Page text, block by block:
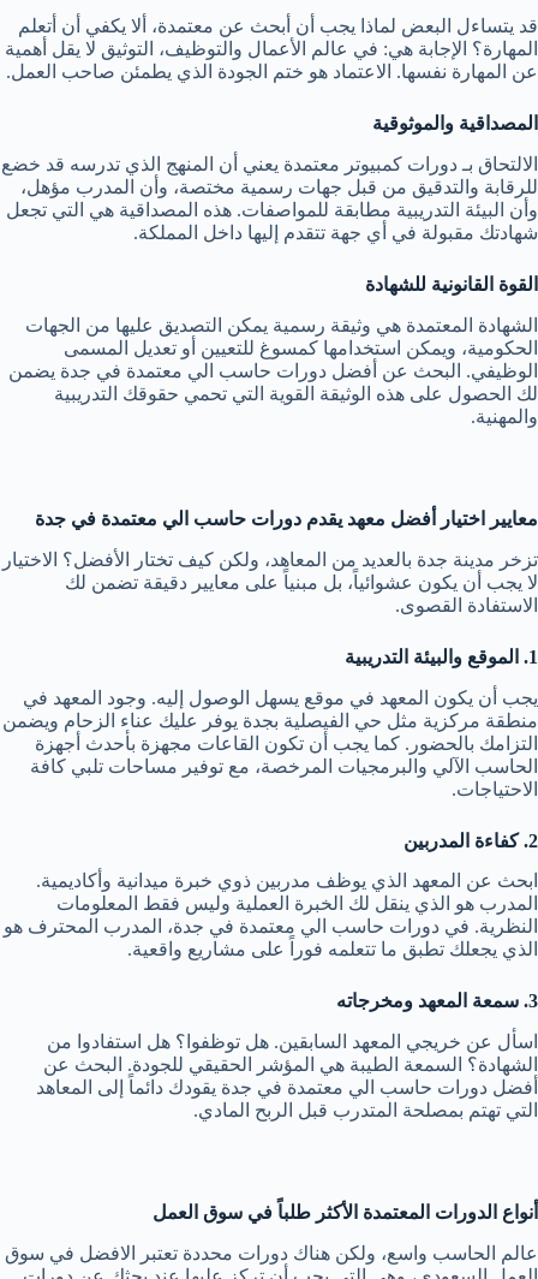
قد يتساءل البعض لماذا يجب أن أبحث عن معتمدة، ألا يكفي أن أتعلم
المهارة؟ الإجابة هي: في عالم الأعمال والتوظيف، التوثيق لا يقل أهمية
عن المهارة نفسها. الاعتماد هو ختم الجودة الذي يطمئن صاحب العمل.
المصداقية والموثوقية
الالتحاق بـ دورات كمبيوتر معتمدة يعني أن المنهج الذي تدرسه قد خضع
للرقابة والتدقيق من قبل جهات رسمية مختصة، وأن المدرب مؤهل،
وأن البيئة التدريبية مطابقة للمواصفات. هذه المصداقية هي التي تجعل
شهادتك مقبولة في أي جهة تتقدم إليها داخل المملكة.
القوة القانونية للشهادة
الشهادة المعتمدة هي وثيقة رسمية يمكن التصديق عليها من الجهات
الحكومية، ويمكن استخدامها كمسوغ للتعيين أو تعديل المسمى
الوظيفي. البحث عن أفضل دورات حاسب الي معتمدة في جدة يضمن
لك الحصول على هذه الوثيقة القوية التي تحمي حقوقك التدريبية
والمهنية.
معايير اختيار أفضل معهد يقدم دورات حاسب الي معتمدة في جدة
تزخر مدينة جدة بالعديد من المعاهد، ولكن كيف تختار الأفضل؟ الاختيار
لا يجب أن يكون عشوائياً، بل مبنياً على معايير دقيقة تضمن لك
الاستفادة القصوى.
1. الموقع والبيئة التدريبية
يجب أن يكون المعهد في موقع يسهل الوصول إليه. وجود المعهد في
منطقة مركزية مثل حي الفيصلية بجدة يوفر عليك عناء الزحام ويضمن
التزامك بالحضور. كما يجب أن تكون القاعات مجهزة بأحدث أجهزة
الحاسب الآلي والبرمجيات المرخصة، مع توفير مساحات تلبي كافة
الاحتياجات.
2. كفاءة المدربين
ابحث عن المعهد الذي يوظف مدربين ذوي خبرة ميدانية وأكاديمية.
المدرب هو الذي ينقل لك الخبرة العملية وليس فقط المعلومات
النظرية. في دورات حاسب الي معتمدة في جدة، المدرب المحترف هو
الذي يجعلك تطبق ما تتعلمه فوراً على مشاريع واقعية.
3. سمعة المعهد ومخرجاته
اسأل عن خريجي المعهد السابقين. هل توظفوا؟ هل استفادوا من
الشهادة؟ السمعة الطيبة هي المؤشر الحقيقي للجودة. البحث عن
أفضل دورات حاسب الي معتمدة في جدة يقودك دائماً إلى المعاهد
التي تهتم بمصلحة المتدرب قبل الربح المادي.
أنواع الدورات المعتمدة الأكثر طلباً في سوق العمل
عالم الحاسب واسع، ولكن هناك دورات محددة تعتبر الافضل في سوق